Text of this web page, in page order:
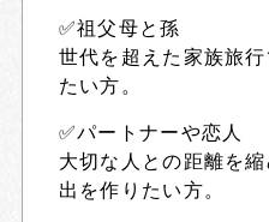
✅祖父母と孫
世代を超えた家族旅
たい方。
✅パートナーや恋人
大切な人との距離を
出を作りたい方。